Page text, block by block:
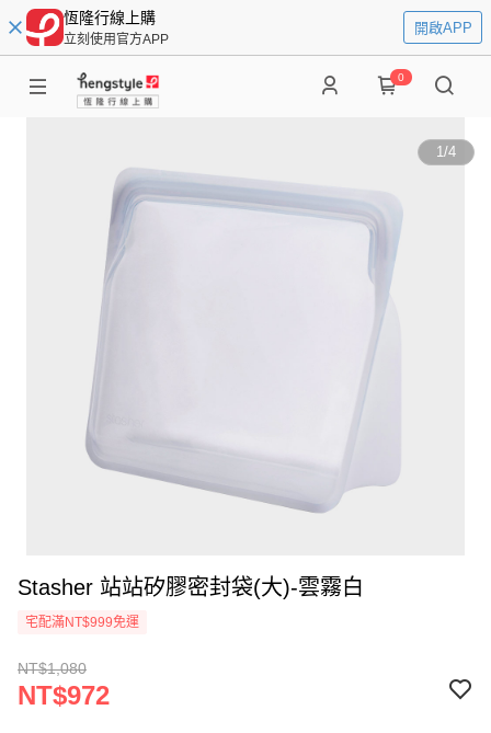
恆隆行線上購
立刻使用官方APP
開啟APP
0
1/4
Stasher 站站矽膠密封袋(大)-雲霧白
宅配滿NT$999免運
NT$1,080
NT$972